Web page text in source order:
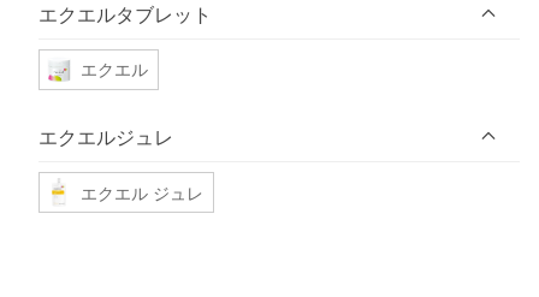
エクエルタブレット
エクエル
エクエルジュレ
エクエル ジュレ